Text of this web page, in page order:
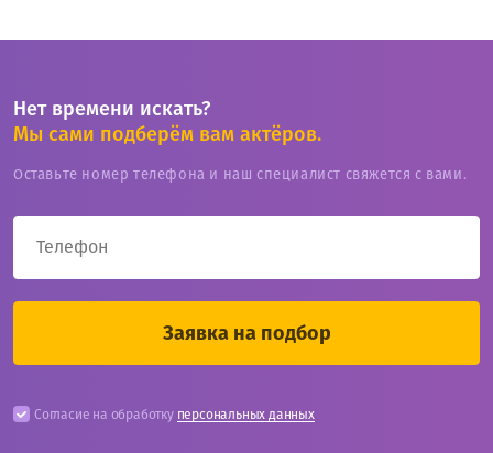
Нет времени искать?
Мы сами подберём вам актёров.
Оставьте номер телефона и наш специалист свяжется с вами.
Согласие на обработку персональных данных